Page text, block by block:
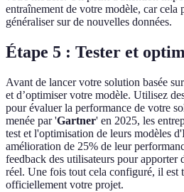
entraînement de votre modèle, car cela
généraliser sur de nouvelles données.
Étape 5 : Tester et
Avant de lancer votre solution basée
et d’optimiser votre modèle. Utilisez
pour évaluer la performance de votre
menée par 'Gartner' en 2025, les
test et l'optimisation de leurs modèles
amélioration de 25% de leur
feedback des utilisateurs pour apporter
réel. Une fois tout cela configuré, il est
officiellement votre projet.